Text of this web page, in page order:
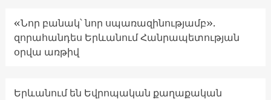
«Նոր բանակ՝ նոր սպառազինությամբ».
զորահանդես Երևանում Հանրապետության
օրվա առթիվ
Երևանում են Եվրոպական քաղաքական